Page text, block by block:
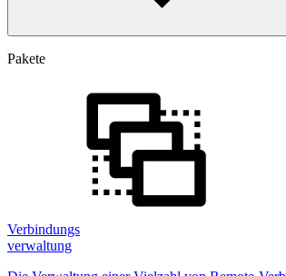
Pakete
Verbindungs
verwaltung